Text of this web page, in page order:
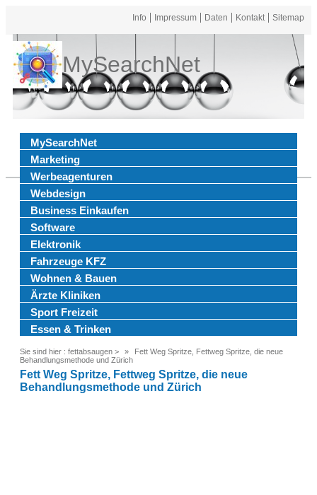
Info Impressum Daten Kontakt Sitemap
MySearchNet
MySearchNet
Marketing
Werbeagenturen
Webdesign
Business Einkaufen
Software
Elektronik
Fahrzeuge KFZ
Wohnen & Bauen
Ärzte Kliniken
Sport Freizeit
Essen & Trinken
Sie sind hier : fettabsaugen >
Fett Weg Spritze, Fettweg Spritze, die neue
Behandlungsmethode und Zürich
Fett Weg Spritze, Fettweg Spritze, die neue
Behandlungsmethode und Zürich